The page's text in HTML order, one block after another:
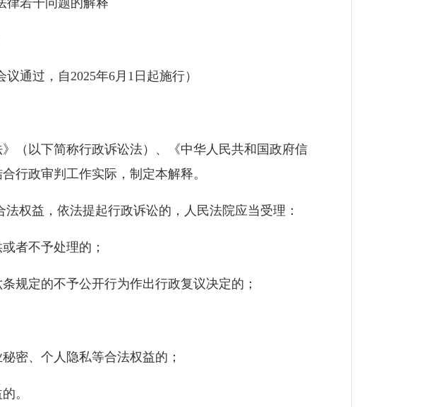
律若干问题的解释
通过，自2025年6月1日起施行）
以下简称行政诉讼法）、《中华人民共和国政府信
行政审判工作实际，制定本解释。
益，依法提起行政诉讼的，人民法院应当受理：
者不予处理的；
定的不予公开行为作出行政复议决定的；
、个人隐私等合法权益的；
。